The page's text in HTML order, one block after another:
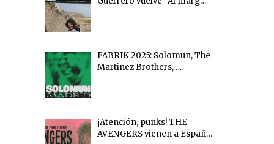
FABRIK 2025: Solomun, The
Martinez Brothers, …
¡Atención, punks! THE
AVENGERS vienen a Españ…